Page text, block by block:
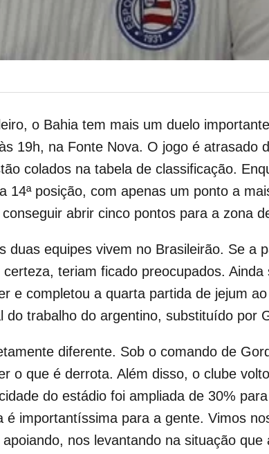
o Bahia tem mais um duelo
19h, na Fonte Nova. O jogo é atrasado
colados na tabela de classificação.
14ª posição, com apenas um ponto a
abrir cinco pontos para a zona
equipes vivem no Brasileirão. Se a
teriam ficado preocupados.
e completou a quarta partida de jejum
trabalho do argentino, substituído por
diferente. Sob o comando de
o que é derrota. Além disso, o clube
do estádio foi ampliada de 30%
é importantíssima para a gente. Vimos
nos levantando na situação